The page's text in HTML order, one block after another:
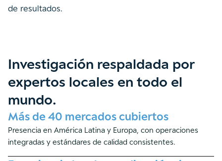
de resultados.
Investigación respaldada por
expertos locales en todo el
mundo.
Más de 40 mercados cubiertos
Presencia en América Latina y Europa, con operaciones
integradas y estándares de calidad consistentes.